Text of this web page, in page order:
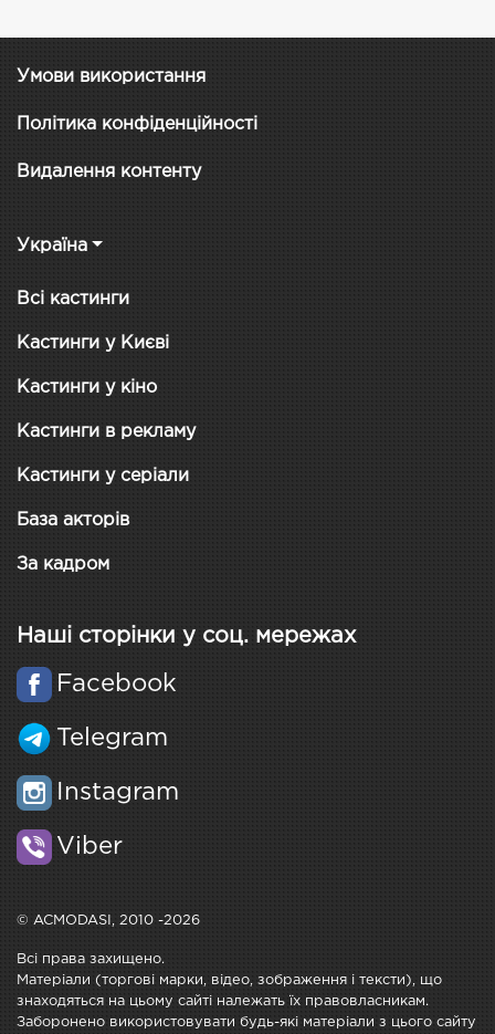
Умови використання
Політика конфіденційності
Видалення контенту
Україна
Всі кастинги
Кастинги у Києві
Кастинги у кіно
Кастинги в рекламу
Кастинги у серіали
База акторів
За кадром
Наші сторінки у соц. мережах
Facebook
Telegram
Instagram
Viber
© ACMODASI, 2010 -2026
Всі права захищено.
Матеріали (торгові марки, відео, зображення і тексти), що
знаходяться на цьому сайті належать їх правовласникам.
Заборонено використовувати будь-які матеріали з цього сайту